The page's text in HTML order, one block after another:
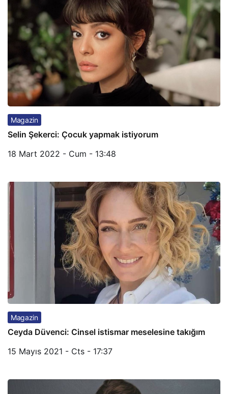
Magazin
Selin Şekerci: Çocuk yapmak istiyorum
18 Mart 2022 - Cum - 13:48
Magazin
Ceyda Düvenci: Cinsel istismar meselesine takığım
15 Mayıs 2021 - Cts - 17:37